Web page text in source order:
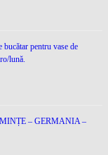
bucătar pentru vase de
lună.
– GERMANIA –